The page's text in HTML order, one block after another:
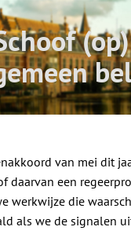
Expertise
Wie we zijn
Academie
Politieke Coach
van mei dit
daarvan een
werkwijze die
als we de signalen